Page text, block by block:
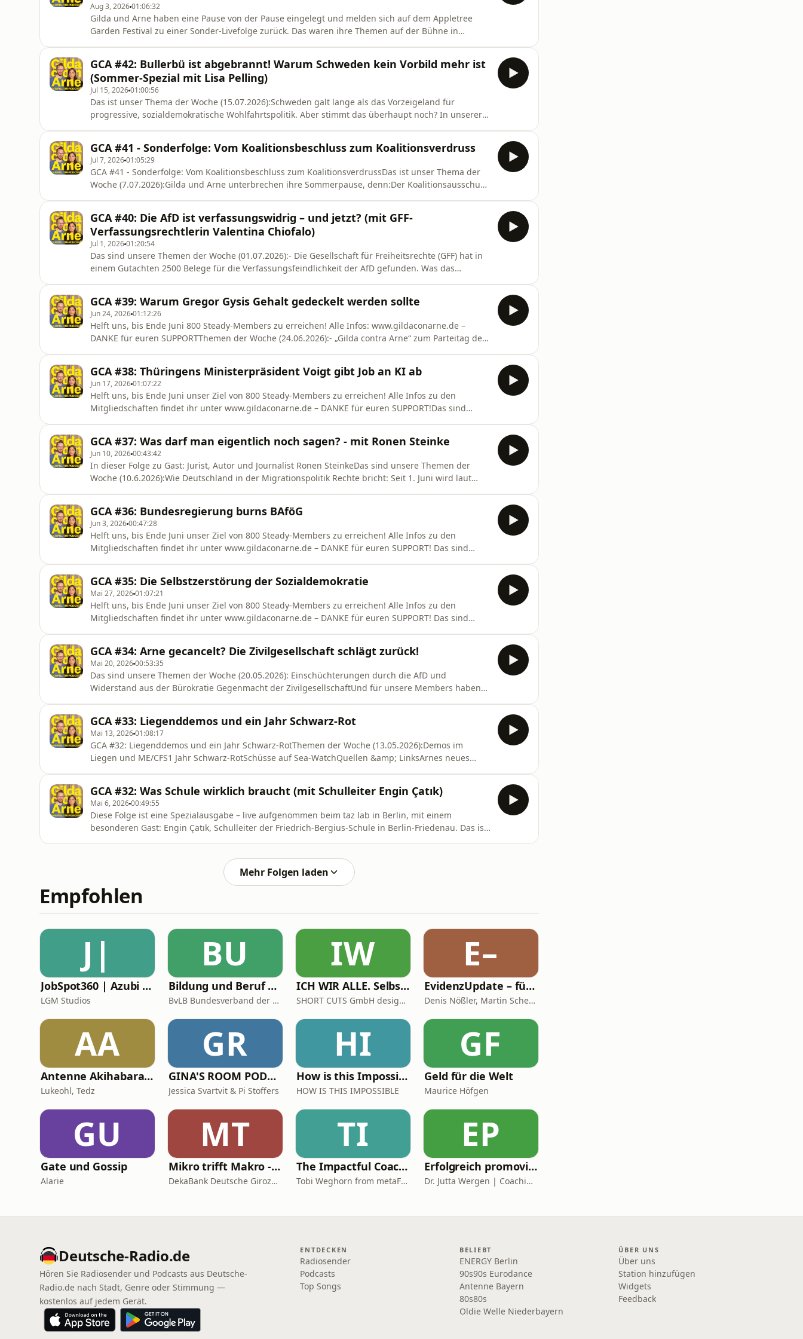
Aug 3, 202601:06:32
Gilda und Arne haben eine Pause von der Pause eingelegt und melden sich auf dem Appletree
Garden Festival zu einer Sonder-Livefolge zurück. Das waren ihre Themen auf der Bühne in
Zuschauer*innen und das Festivalteam -
GCA #42: Bullerbü ist abgebrannt! Warum Schweden kein Vorbild mehr ist
(Sommer-Spezial mit Lisa Pelling)
Jul 15, 202601:00:56
Das ist unser Thema der Woche (15.07.2026):Schweden galt lange als das Vorzeigeland für
progressive, sozialdemokratische Wohlfahrtspolitik. Aber stimmt das überhaupt noch? In unserer
Mit Blick auf Deutschl
GCA #41 - Sonderfolge: Vom Koalitionsbeschluss zum Koalitionsverdruss
Jul 7, 202601:05:29
GCA #41 - Sonderfolge: Vom Koalitionsbeschluss zum KoalitionsverdrussDas ist unser Thema der
Woche (7.07.2026):Gilda und Arne unterbrechen ihre Sommerpause, denn:Der Koalitionsausschuss
Krankheitstag verpflichtend zu ma
GCA #40: Die AfD ist verfassungswidrig – und jetzt? (mit GFF-
Verfassungsrechtlerin Valentina Chiofalo)
Jul 1, 202601:20:54
Das sind unsere Themen der Woche (01.07.2026):- Die Gesellschaft für Freiheitsrechte (GFF) hat in
einem Gutachten 2500 Belege für die Verfassungsfeindlichkeit der AfD gefunden. Was das
vorgestellt, bei Markus Lanz wurd
GCA #39: Warum Gregor Gysis Gehalt gedeckelt werden sollte
Jun 24, 202601:12:26
Helft uns, bis Ende Juni 800 Steady-Members zu erreichen! Alle Infos: ⁠⁠www.gildaconarne.de⁠ –
DANKE für euren SUPPORTThemen der Woche (24.06.2026):- „Gilda contra Arne“ zum Parteitag der
Friedensabkommen u
GCA #38: Thüringens Ministerpräsident Voigt gibt Job an KI ab
Jun 17, 202601:07:22
Helft uns, bis Ende Juni unser Ziel von 800 Steady-Members zu erreichen! Alle Infos zu den
Mitgliedschaften findet ihr unter⁠ ⁠⁠www.gildaconarne.de⁠ – DANKE für euren SUPPORT!Das sind
krummer Metaphern. Leider kein Einze
GCA #37: Was darf man eigentlich noch sagen? - mit Ronen Steinke
Jun 10, 202600:43:42
In dieser Folge zu Gast: Jurist, Autor und Journalist Ronen SteinkeDas sind unsere Themen der
Woche (10.6.2026):Wie Deutschland in der Migrationspolitik Rechte bricht: Seit 1. Juni wird laut
Staaten sich aus der Veran
GCA #36: Bundesregierung burns BAföG
Jun 3, 202600:47:28
Helft uns, bis Ende Juni unser Ziel von 800 Steady-Members zu erreichen! Alle Infos zu den
Mitgliedschaften findet ihr unter www.gildaconarne.de – DANKE für euren SUPPORT! Das sind
Koalitionsvereinbarung vorgesehen ist. F
GCA #35: Die Selbstzerstörung der Sozialdemokratie
Mai 27, 202601:07:21
Helft uns, bis Ende Juni unser Ziel von 800 Steady-Members zu erreichen! Alle Infos zu den
Mitgliedschaften findet ihr unter www.gildaconarne.de – DANKE für euren SUPPORT! Das sind
Frederiksen das schlechteste Wahlerg
GCA #34: Arne gecancelt? Die Zivilgesellschaft schlägt zurück!
Mai 20, 202600:53:35
Das sind unsere Themen der Woche (20.05.2026): Einschüchterungen durch die AfD und
Widerstand aus der Bürokratie Gegenmacht der ZivilgesellschaftUnd für unsere Members haben
zurück“https://fragdenstaat.de/buch/Anfrage der AfD Magdeburg z
GCA #33: Liegenddemos und ein Jahr Schwarz-Rot
Mai 13, 202601:08:17
GCA #32: Liegenddemos und ein Jahr Schwarz-RotThemen der Woche (13.05.2026):Demos im
Liegen und ME/CFS1 Jahr Schwarz-RotSchüsse auf Sea-WatchQuellen &amp; LinksArnes neues
Helmuthttps://www.deutschlandfunkkultur.de/indie-saenger-hel
GCA #32: Was Schule wirklich braucht (mit Schulleiter Engin Çatık)
Mai 6, 202600:49:55
Diese Folge ist eine Spezialausgabe – live aufgenommen beim taz lab in Berlin, mit einem
besonderen Gast: Engin Çatık, Schulleiter der Friedrich-Bergius-Schule in Berlin-Friedenau. Das ist
Mehr Folgen laden
Empfohlen
J|
JobSpot360 | Azubi & Karriere Podcast
LGM Studios
BU
Bildung und Beruf – der Podcast des BvLB mit Martin Lang und Pascal Koch
BvLB Bundesverband der Lehrkräfte für Berufsbildung e.V.
IW
ICH WIR ALLE. Selbst + Team + Werte-Entwicklung
SHORT CUTS GmbH design + kommunikation
E–
EvidenzUpdate – für klügere Medizin
Denis Nößler, Martin Scherer
AA
Antenne Akihabara - Ein deutscher Anime-Plausch
Lukeohl, Tedz
GR
GINA'S ROOM PODCAST
Jessica Svartvit & Pi Stoffers
HI
How is this Impossible
HOW IS THIS IMPOSSIBLE
GF
Geld für die Welt
Maurice Höfgen
GU
Gate und Gossip
Alarie
MT
Mikro trifft Makro - Das Finanzmarktgespräch
DekaBank Deutsche Girozentrale
TI
The Impactful Coach: Learn Coaching Skills & Coaching Demos
Tobi Weghorn from metaFox Coaching Tools
EP
Erfolgreich promovieren | Coachingzonen-Podcast | Promotionspodcast
Dr. Jutta Wergen | Coaching für Promovierende
Deutsche-Radio.de
Hören Sie Radiosender und Podcasts aus Deutsche-
Radio.de nach Stadt, Genre oder Stimmung —
kostenlos auf jedem Gerät.
ENTDECKEN
Radiosender
Podcasts
Top Songs
BELIEBT
ENERGY Berlin
90s90s Eurodance
Antenne Bayern
80s80s
Oldie Welle Niederbayern
ÜBER UNS
Über uns
Station hinzufügen
Widgets
Feedback